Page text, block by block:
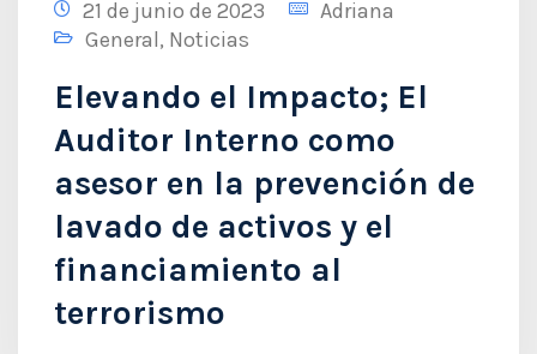
21 de junio de 2023
Adriana
General, Noticias
Elevando el Impacto; El
Auditor Interno como
asesor en la prevención de
lavado de activos y el
financiamiento al
terrorismo